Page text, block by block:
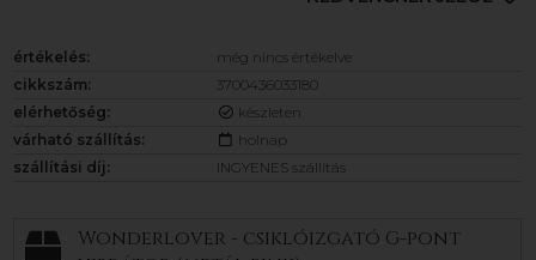
értékelés:
még nincs értékelve
cikkszám:
3700436033180
elérhetőség:
készleten
várható szállítás:
holnap
szállítási díj:
INGYENES szállítás
Wonderlover - csiklóizgató G-pont